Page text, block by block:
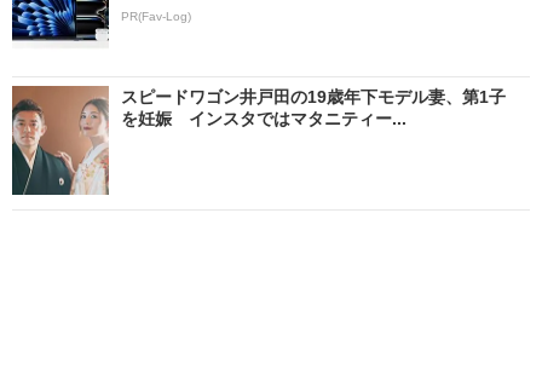
PR(Fav-Log)
スピードワゴン井戸田の19歳年下モデル妻、第1子
を妊娠 インスタではマタニティー...